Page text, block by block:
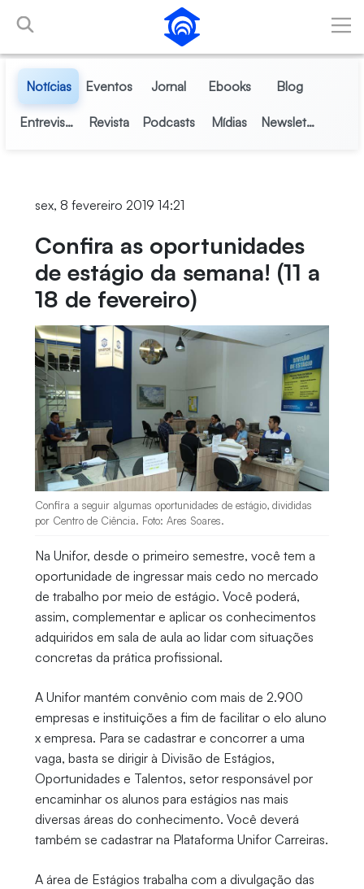
Pular para o Conteúdo principal
Notícias Eventos Jornal Ebooks Blog
Entrevistas Revista Podcasts Mídias Newsletter
sex, 8 fevereiro 2019 14:21
Confira as oportunidades
de estágio da semana! (11 a
18 de fevereiro)
Confira a seguir algumas oportunidades de estágio, divididas
por Centro de Ciência. Foto: Ares Soares.
Na Unifor, desde o primeiro semestre, você tem a
oportunidade de ingressar mais cedo no mercado
de trabalho por meio de estágio. Você poderá,
assim, complementar e aplicar os conhecimentos
adquiridos em sala de aula ao lidar com situações
concretas da prática profissional.
A Unifor mantém convênio com mais de 2.900
empresas e instituições a fim de facilitar o elo aluno
x empresa. Para se cadastrar e concorrer a uma
vaga, basta se dirigir à Divisão de Estágios,
Oportunidades e Talentos, setor responsável por
encaminhar os alunos para estágios nas mais
diversas áreas do conhecimento. Você deverá
também se cadastrar na Plataforma Unifor Carreiras.
A área de Estágios trabalha com a divulgação das